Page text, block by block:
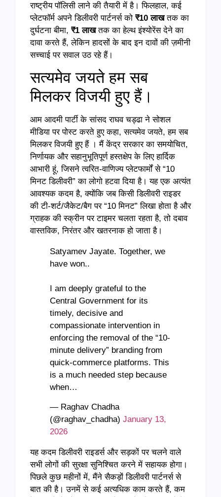
राष्ट्रीय पॉलिसी लाने की तैयारी में है। फिलहाल, कई
प्लेटफॉर्म अपने डिलीवरी पार्टनर्स को ₹10लाखतक का
दुर्घटना बीमा, ₹1लाखतक का हेल्थ इंश्योरेंस देने का
दावा करते हैं, लेकिन हादसों के बाद इन दावों की ज़मीनी
सच्चाई पर सवाल उठ रहे हैं।
सत्यमेव जयते हम सब
मिलकर विजयी हुए हैं।
आम आदमी पार्टी के सांसद राघव चड्ढा ने सोशल
मीडिया पर पोस्ट करते हुए कहा, सत्यमेव जयते, हम सब
मिलकर विजयी हुए हैं । मैं केंद्र सरकार का समयोचित,
निर्णायक और सहानुभूतिपूर्ण हस्तक्षेप के लिए हार्दिक
आभारी हूं, जिसने त्वरित-वाणिज्य प्लेटफार्मों से “10
मिनट डिलीवरी” का लोगो हटवा दिया है। यह एक अत्यंत
आवश्यक कदम है, क्योंकि जब किसी डिलीवरी राइडर
की टी-शर्ट/जैकेट/बैग पर “10 मिनट” लिखा होता है और
ग्राहक की स्क्रीन पर टाइमर चलता रहता है, तो दबाव
वास्तविक, निरंतर और खतरनाक हो जाता है।
Satyamev Jayate. Together, we
have won..
I am deeply grateful to the
Central Government for its
timely, decisive and
compassionate intervention in
enforcing the removal of the “10-
minute delivery” branding from
quick-commerce platforms. This
is a much needed step because
when…
— Raghav Chadha
(@raghav_chadha) January 13,
2026
यह कदम डिलीवरी राइडर्स और सड़कों पर चलने वाले
सभी लोगों की सुरक्षा सुनिश्चित करने में सहायक होगा।
पिछले कुछ महीनों में, मैंने सैकड़ों डिलीवरी पार्टनर्स से
बात की है। उनमें से कई अत्यधिक काम करते हैं, कम